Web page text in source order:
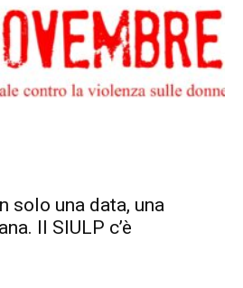
solo una data, una
Il SIULP c’è